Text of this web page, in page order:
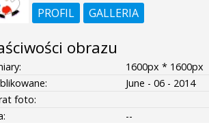
PROFIL
GALLERIA
obrazu
1600px * 1600px
June - 06 - 2014
foto:
--